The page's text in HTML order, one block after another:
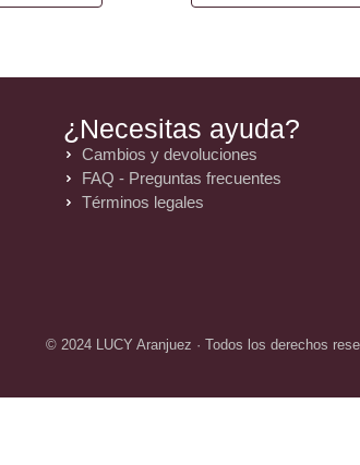
¿Necesitas ayuda?
Cambios y devoluciones
FAQ - Preguntas frecuentes
Términos legales
© 2024 LUCY Aranjuez · Todos los derechos